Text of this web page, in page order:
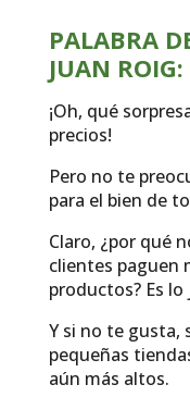
PALABRA
JUAN ROIG:
¡Oh, qué
precios!
Pero no te
para el bien de
Claro, ¿por qué
clientes paguen
productos? Es
Y si no te gusta,
pequeñas
aún más altos.